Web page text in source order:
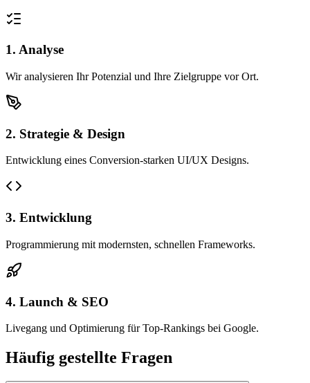
1. Analyse
Wir analysieren Ihr Potenzial und Ihre Zielgruppe vor Ort.
2. Strategie & Design
Entwicklung eines Conversion-starken UI/UX Designs.
3. Entwicklung
Programmierung mit modernsten, schnellen Frameworks.
4. Launch & SEO
Livegang und Optimierung für Top-Rankings bei Google.
Häufig gestellte Fragen